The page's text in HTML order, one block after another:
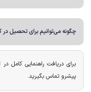
چگونه می‌توانیم برای تحصیل در
برای دریافت راهنمایی کامل
پیشرو تماس بگیرید.